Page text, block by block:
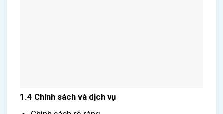
1.4 Chính sách và dịch vụ